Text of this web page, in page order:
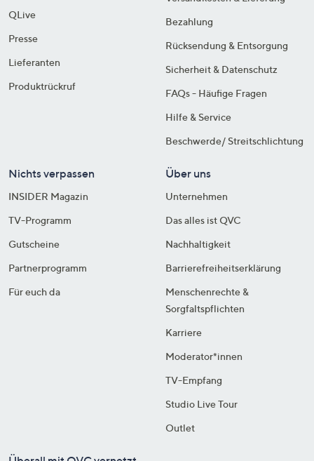
QLive
Presse
Lieferanten
Produktrückruf
Bezahlung
Rücksendung & Entsorgung
Sicherheit & Datenschutz
FAQs - Häufige Fragen
Hilfe & Service
Beschwerde/ Streitschlichtung
Nichts verpassen
INSIDER Magazin
TV-Programm
Gutscheine
Partnerprogramm
Für euch da
Über uns
Unternehmen
Das alles ist QVC
Nachhaltigkeit
Barrierefreiheitserklärung
Menschenrechte &
Sorgfaltspflichten
Karriere
Moderator*innen
TV-Empfang
Studio Live Tour
Outlet